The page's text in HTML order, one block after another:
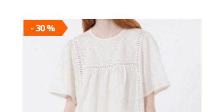
era:
€ 129,00.€ 90,30.
- 30 %